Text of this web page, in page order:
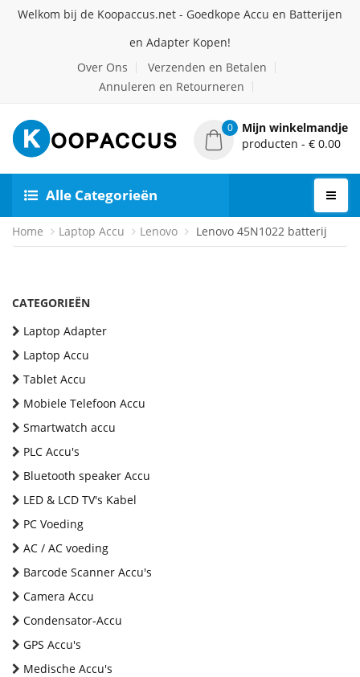
Welkom bij de Koopaccus.net - Goedkope Accu en Batterijen
en Adapter Kopen!
Over Ons
Verzenden en Betalen
Annuleren en Retourneren
0
Mijn winkelmandje
producten - € 0.00
Alle Categorieën
Home Laptop Accu Lenovo Lenovo 45N1022 batterij
CATEGORIEËN
Laptop Adapter
Laptop Accu
Tablet Accu
Mobiele Telefoon Accu
Smartwatch accu
PLC Accu's
Bluetooth speaker Accu
LED & LCD TV's Kabel
PC Voeding
AC / AC voeding
Barcode Scanner Accu's
Camera Accu
Condensator-Accu
GPS Accu's
Medische Accu's